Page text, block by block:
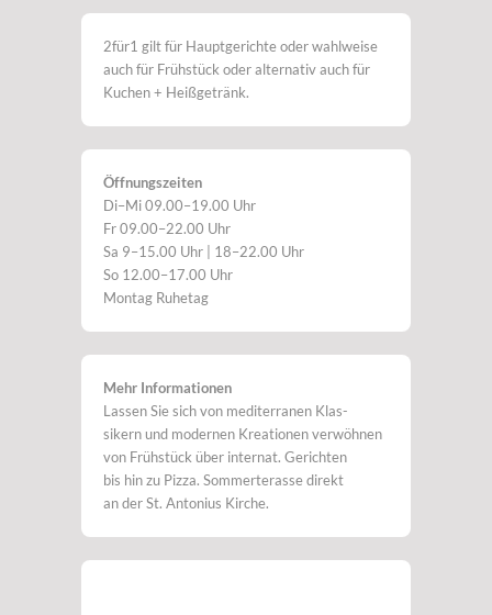
2für1 gilt für Hauptgerichte oder wahlweise
auch für Frühstück oder alternativ auch für
Kuchen + Heißgetränk.
Öffnungszeiten
Di–Mi 09.00–19.00 Uhr
Fr 09.00–22.00 Uhr
Sa 9–15.00 Uhr | 18–22.00 Uhr
So 12.00–17.00 Uhr
Montag Ruhetag
Mehr Informationen
Lassen Sie sich von mediterranen Klas-
sikern und modernen Kreationen verwöhnen
von Frühstück über internat. Gerichten
bis hin zu Pizza. Sommerterasse direkt
an der St. Antonius Kirche.